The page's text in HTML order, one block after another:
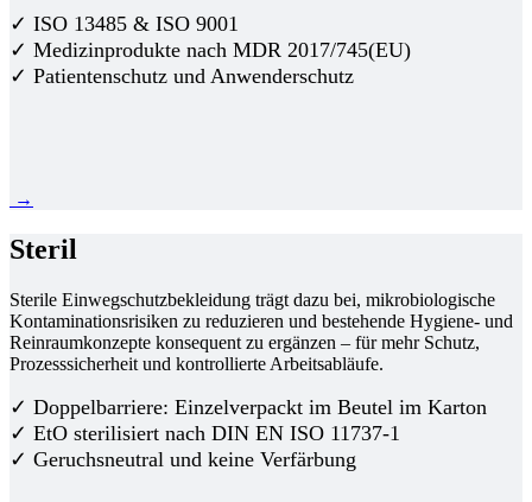
✓ ISO 13485 & ISO 9001
✓ Medizinprodukte nach MDR 2017/745(EU)
✓ Patientenschutz und Anwenderschutz
→
Steril
Sterile Einwegschutzbekleidung trägt dazu bei, mikrobiologische
Kontaminationsrisiken zu reduzieren und bestehende Hygiene- und
Reinraumkonzepte konsequent zu ergänzen – für mehr Schutz,
Prozesssicherheit und kontrollierte Arbeitsabläufe.
✓ Doppelbarriere: Einzelverpackt im Beutel im Karton
✓ EtO sterilisiert nach DIN EN ISO 11737-1
✓ Geruchsneutral und keine Verfärbung